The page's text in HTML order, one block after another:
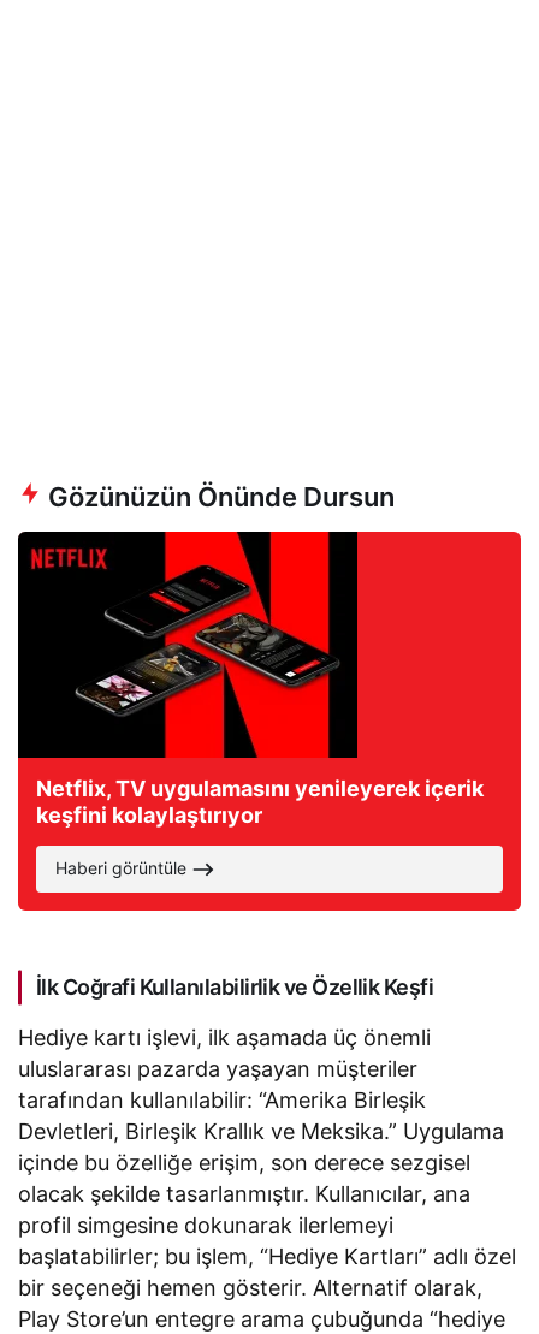
Gözünüzün Önünde Dursun
Netflix, TV uygulamasını yenileyerek içerik
keşfini kolaylaştırıyor
Haberi görüntüle
İlk Coğrafi Kullanılabilirlik ve Özellik Keşfi
Hediye kartı işlevi, ilk aşamada üç önemli
uluslararası pazarda yaşayan müşteriler
tarafından kullanılabilir: “Amerika Birleşik
Devletleri, Birleşik Krallık ve Meksika.” Uygulama
içinde bu özelliğe erişim, son derece sezgisel
olacak şekilde tasarlanmıştır. Kullanıcılar, ana
profil simgesine dokunarak ilerlemeyi
başlatabilirler; bu işlem, “Hediye Kartları” adlı özel
bir seçeneği hemen gösterir. Alternatif olarak,
Play Store’un entegre arama çubuğunda “hediye